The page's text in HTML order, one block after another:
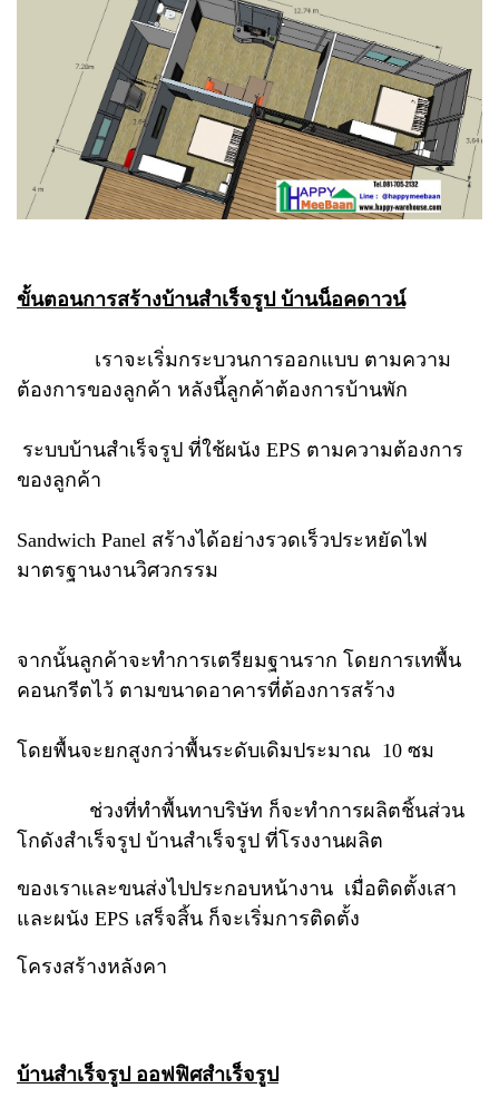
ขั้นตอนการสร้างบ้านสำเร็จรูป บ้านน็อคดาวน์
เราจะเริ่มกระบวนการออกแบบ ตามความ
ต้องการของลูกค้า หลังนี้ลูกค้าต้องการบ้านพัก
ระบบบ้านสำเร็จรูป ที่ใช้ผนัง EPS ตามความต้องการ
ของลูกค้า
Sandwich Panel สร้างได้อย่างรวดเร็วประหยัดไฟ
มาตรฐานงานวิศวกรรม
จากนั้นลูกค้าจะทำการเตรียมฐานราก โดยการเทพื้น
คอนกรีตไว้ ตามขนาดอาคารที่ต้องการสร้าง
โดยพื้นจะยกสูงกว่าพื้นระดับเดิมประมาณ 10 ซม
ช่วงที่ทำพื้นทาบริษัท ก็จะทำการผลิตชิ้นส่วน
โกดังสำเร็จรูป บ้านสำเร็จรูป ที่โรงงานผลิต
ของเราและขนส่งไปประกอบหน้างาน เมื่อติดตั้งเสา
และผนัง EPS เสร็จสิ้น ก็จะเริ่มการติดตั้ง
โครงสร้างหลังคา
บ้านสำเร็จรูป ออฟฟิศสำเร็จรูป